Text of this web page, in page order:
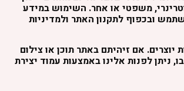
משפטי או אחר. השימוש במידע
ובכפוף לתקנון האתר ולמדיניות
יוצרים. אם זיהיתם באתר תוכן או צילום
ניתן לפנות אלינו באמצעות עמוד יצירת